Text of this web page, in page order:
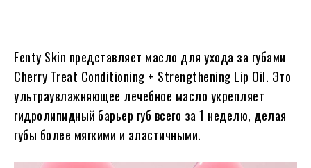
Fenty Skin представляет масло для ухода за губами
Cherry Treat Conditioning + Strengthening Lip Oil. Это
ультраувлажняющее лечебное масло укрепляет
гидролипидный барьер губ всего за 1 неделю, делая
губы более мягкими и эластичными.